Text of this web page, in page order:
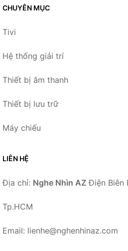
CHUYÊN MỤC
Tivi
Hệ thống giải trí
Thiết bị âm thanh
Thiết bị lưu trữ
Máy chiếu
LIÊN HỆ
Địa chỉ: Nghe Nhìn AZ Điện Biên
Tp.HCM
Email: lienhe@nghenhinaz.com